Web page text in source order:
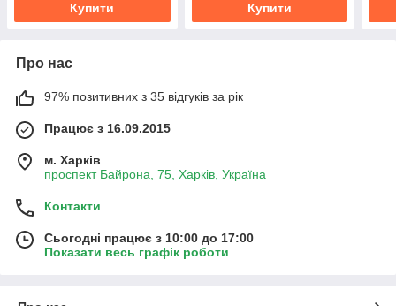
Купити Купити
Про нас
97% позитивних з 35 відгуків за рік
Працює з 16.09.2015
м. Харків
проспект Байрона, 75, Харків, Україна
Контакти
Сьогодні працює з 10:00 до 17:00
Показати весь графік роботи